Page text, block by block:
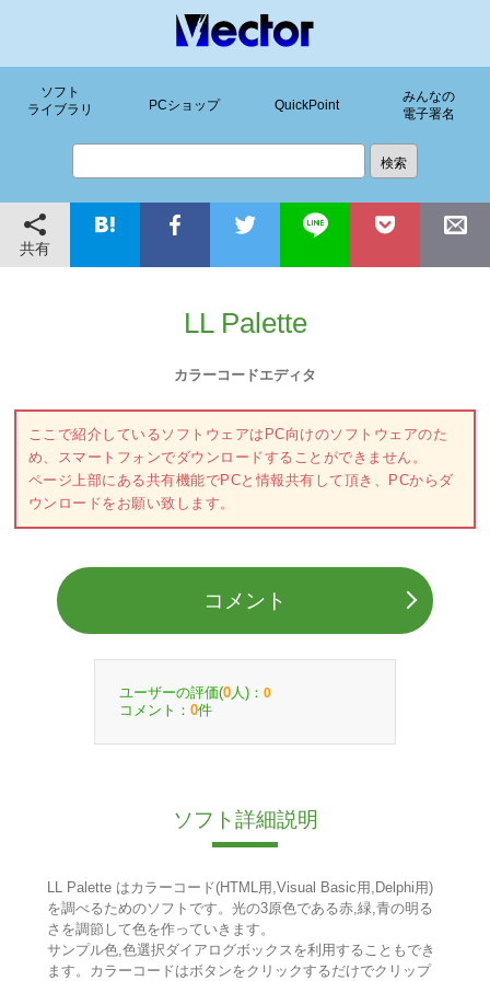
ソフト
ライブラリ
PCショップ QuickPoint
みんなの
電子署名
共有
LL Palette
カラーコードエディタ
ここで紹介しているソフトウェアはPC向けのソフトウェアのた
め、スマートフォンでダウンロードすることができません。
ページ上部にある共有機能でPCと情報共有して頂き、PCからダ
ウンロードをお願い致します。
コメント
ユーザーの評価(0 人)： 0
コメント： 0件
ソフト詳細説明
LL Palette はカラーコード(HTML用,Visual Basic用,Delphi用)
を調べるためのソフトです。光の3原色である赤,緑,青の明る
さを調節して色を作っていきます。
サンプル色,色選択ダイアログボックスを利用することもでき
ます。カラーコードはボタンをクリックするだけでクリップ